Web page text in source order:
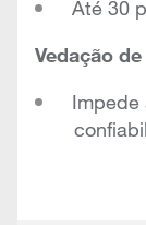
Até 30
Vedação
Impede